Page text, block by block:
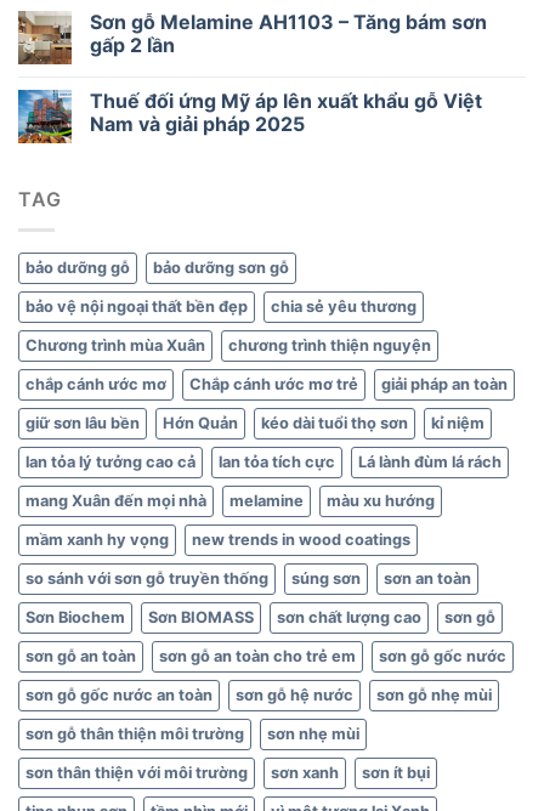
Lựa
cho
gỗ
Sơn gỗ Melamine AH1103 – Tăng bám sơn
gấp 2 lần
Thuế đối ứng Mỹ áp lên xuất khẩu gỗ Việt
Nam và giải pháp 2025
TAG
bảo dưỡng gỗ bảo dưỡng sơn gỗ
bảo vệ nội ngoại thất bền đẹp chia sẻ yêu thương
Chương trình mùa Xuân chương trình thiện nguyện
chắp cánh ước mơ Chắp cánh ước mơ trẻ giải pháp an toàn
giữ sơn lâu bền Hớn Quản kéo dài tuổi thọ sơn kỉ niệm
lan tỏa lý tưởng cao cả lan tỏa tích cực Lá lành đùm lá rách
mang Xuân đến mọi nhà melamine màu xu hướng
mầm xanh hy vọng new trends in wood coatings
so sánh với sơn gỗ truyền thống súng sơn sơn an toàn
Sơn Biochem Sơn BIOMASS sơn chất lượng cao sơn gỗ
sơn gỗ an toàn sơn gỗ an toàn cho trẻ em sơn gỗ gốc nước
sơn gỗ gốc nước an toàn sơn gỗ hệ nước sơn gỗ nhẹ mùi
sơn gỗ thân thiện môi trường sơn nhẹ mùi
sơn thân thiện với môi trường sơn xanh sơn ít bụi